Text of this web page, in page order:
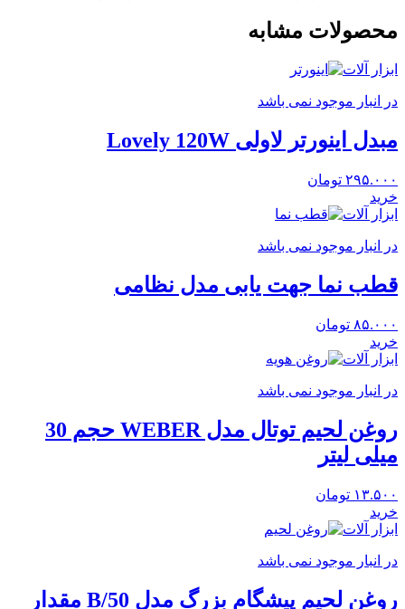
محصولات مشابه
ابزار آلات
در انبار موجود نمی باشد
مبدل اینورتر لاولی Lovely 120W
۲۹۵.۰۰۰ تومان
خرید
ابزار آلات
در انبار موجود نمی باشد
قطب نما جهت یابی مدل نظامی
۸۵.۰۰۰ تومان
خرید
ابزار آلات
در انبار موجود نمی باشد
روغن لحیم توتال مدل WEBER حجم 30
میلی لیتر
۱۳.۵۰۰ تومان
خرید
ابزار آلات
در انبار موجود نمی باشد
روغن لحیم پیشگام بزرگ مدل B/50 مقدار